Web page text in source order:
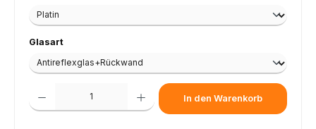
Glasartauswählen
Produkt Anzahl: Gib den gewünschten Wert ein oder benutze die
In den Warenkorb